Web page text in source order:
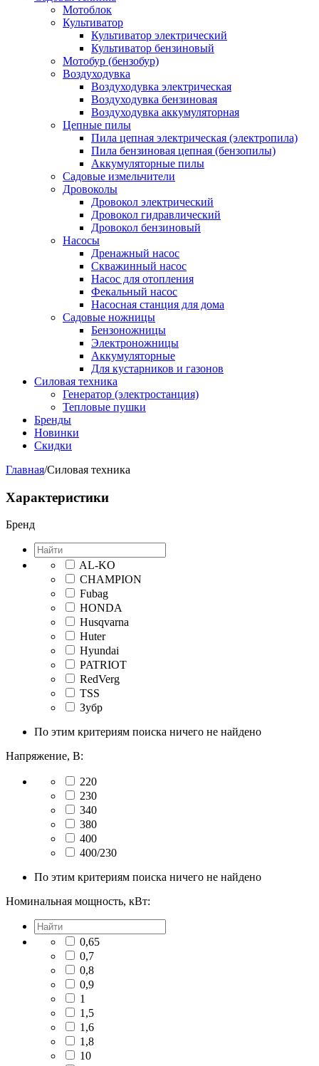
Мотоблок
Культиватор
Культиватор электрический
Культиватор бензиновый
Мотобур (бензобур)
Воздуходувка
Воздуходувка электрическая
Воздуходувка бензиновая
Воздуходувка аккумуляторная
Цепные пилы
Пила цепная электрическая (электропила)
Пила бензиновая цепная (бензопилы)
Аккумуляторные пилы
Садовые измельчители
Дровоколы
Дровокол электрический
Дровокол гидравлический
Дровокол бензиновый
Насосы
Дренажный насос
Скважинный насос
Насос для отопления
Фекальный насос
Насосная станция для дома
Садовые ножницы
Бензоножницы
Электроножницы
Аккумуляторные
Для кустарников и газонов
Силовая техника
Генератор (электростанция)
Тепловые пушки
Бренды
Новинки
Скидки
Главная/Силовая техника
Характеристики
Бренд
AL-KO
CHAMPION
Fubag
HONDA
Husqvarna
Huter
Hyundai
PATRIOT
RedVerg
TSS
Зубр
По этим критериям поиска ничего не найдено
Напряжение, В:
220
230
340
380
400
400/230
По этим критериям поиска ничего не найдено
Номинальная мощность, кВт:
0,65
0,7
0,8
0,9
1
1,5
1,6
1,8
10